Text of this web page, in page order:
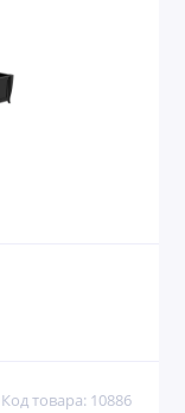
Код товара: 10886